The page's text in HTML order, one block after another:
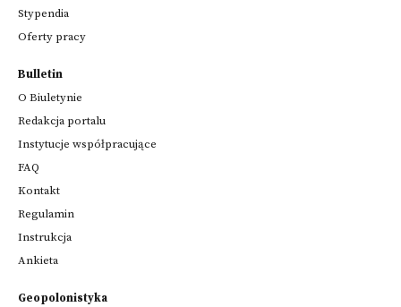
Stypendia
Oferty pracy
Bulletin
O Biuletynie
Redakcja portalu
Instytucje współpracujące
FAQ
Kontakt
Regulamin
Instrukcja
Ankieta
Geopolonistyka